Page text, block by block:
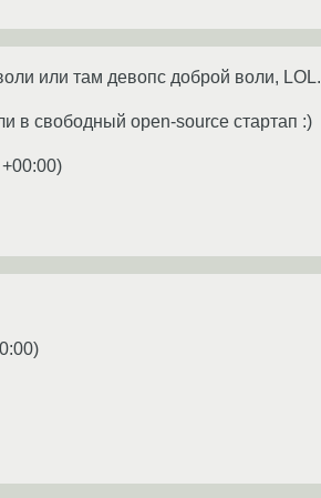
или там девопс доброй воли, LOL.
в свободный open-source стартап :)
)
)